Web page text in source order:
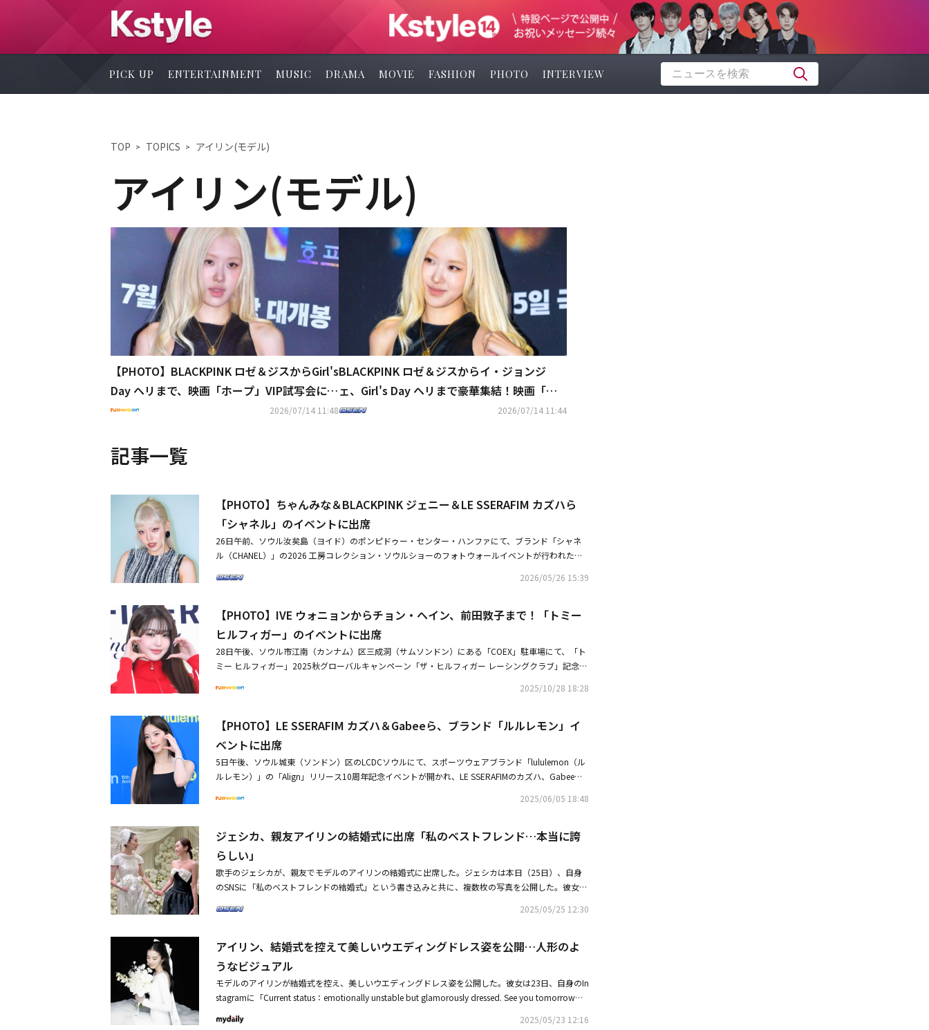
PICK UP ENTERTAINMENT MUSIC DRAMA MOVIE FASHION PHOTO INTERVIEW
TOP TOPICS アイリン(モデル)
アイリン(モデル)
【PHOTO】BLACKPINK ロゼ＆ジスからGirl's
Day ヘリまで、映画「ホープ」VIP試写会に出
席（動画あり）
2026/07/14 11:48
BLACKPINK ロゼ＆ジスからイ・ジョンジ
ェ、Girl's Day ヘリまで豪華集結！映画「ホ
ープ」VIP試写会に出席
2026/07/14 11:44
記事一覧
【PHOTO】ちゃんみな＆BLACKPINK ジェニー＆LE SSERAFIM カズハら
「シャネル」のイベントに出席
26日午前、ソウル汝矣島（ヨイド）のポンピドゥー・センター・ハンファにて、ブランド「シャネ
ル（CHANEL）」の2026 工房コレクション・ソウルショーのフォトウォールイベントが行われた。
ウン、ユン・ヨジョン、コ・ユンジョン、ペ・ドゥナ、キム・ダミ、チョン・ヨビン、キム・ミン
ン、マリオン・コティヤール、ヴェロニカ・ンゴー、ヘドウィグ・タム、マギー・カン監督らが出席
した。・【PHOTO】CORTIS、パク・ソジュンら「シャネル」のイベントに出席・ちゃんみな＆ASH
ISLAND、結婚式の写真を大公開「正式に夫婦となりました」・コン・ユ＆キム・ゴウンら、名シー
ンとなった江陵で再会！「トッケビ」10周年記念番組の第1弾予告映像を公開
2026/05/26 15:39
【PHOTO】IVE ウォニョンからチョン・ヘイン、前田敦子まで！「トミー
ヒルフィガー」のイベントに出席
28日午後、ソウル市江南（カンナム）区三成洞（サムソンドン）にある「COEX」駐車場にて、「ト
ミー ヒルフィガー」2025秋グローバルキャンペーン「ザ・ヒルフィガー レーシングクラブ」記念フ
ZYのイェジ、THE BOYZのヨンフン、CNBLUEのジョン・ヨンファ、キム・ソヒョン、ユン・シユ
によるものです。写真にばらつきがございますので、予めご了承ください。・IVE ウォニョン「ブル
ガリ」のジュエリーを纏ったグラビア公開一番輝く瞬間とは・空港で思わぬ議論もチョン・ヘイン、
マネージャーは実の弟であることが明らかに
2025/10/28 18:28
【PHOTO】LE SSERAFIM カズハ＆Gabeeら、ブランド「ルルレモン」イ
ベントに出席
5日午後、ソウル城東（ソンドン）区のLCDCソウルにて、スポーツウェアブランド「lululemon（ル
ルレモン）」の「Align」リリース10周年記念イベントが開かれ、LE SSERAFIMのカズハ、Gabee、
ド「ルルレモン」のアンバサダーに抜擢！しなやかなバレエのポーズを披露・「WORLD OF STREET
2025/06/05 18:48
ジェシカ、親友アイリンの結婚式に出席「私のベストフレンド…本当に誇
らしい」
歌手のジェシカが、親友でモデルのアイリンの結婚式に出席した。ジェシカは本日（25日）、自身
のSNSに「私のベストフレンドの結婚式」という書き込みと共に、複数枚の写真を公開した。彼女は
RS）』になった」とし「本当に誇らしく、いつでもあなたのそばにいる。あなたの永遠の始まりを
カの姿が写っている。アイリンは、シンプルな純白のウェディングドレスを着用して清純さを演出
し、ジェシカは白いリボン装飾が際立つブラックオフショルダードレスで目を引いた。アイリンは2
3日、事業家の一般人男性と結婚式を挙げた。・f(x) クリスタル、誕生日パーティーの写真を公開！
ジェシカの姿も・【PHOTO】ジェシカ＆f(x) クリスタル姉妹、乳がん認識向上キャンペーンチャリ
ティーイベントに出席（動画あり） この投稿をInstagramで見る Jessica Jung(@jessica.syj)がシェア
した投稿
2025/05/25 12:30
アイリン、結婚式を控えて美しいウエディングドレス姿を公開…人形のよ
うなビジュアル
モデルのアイリンが結婚式を控え、美しいウエディングドレス姿を公開した。彼女は23日、自身のIn
stagramに「Current status：emotionally unstable but glamorously dressed. See you tomorrow
共にウエディング写真を投稿した。公開された写真の中のアイリンは、真っ白なドレスを着てブーケ
2025/05/23 12:16